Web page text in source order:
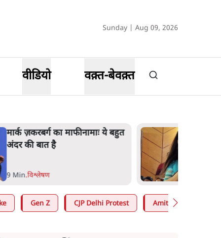
Sunday | Aug 09, 2026
वीडियो वक़्त-बेवक़्त
मार्क ज़करबर्ग का माफीनामाः ये बहुत
अंदर की बात है
9 Min.विश्लेषण
Gen Z CJP Delhi Protest Amit Shah